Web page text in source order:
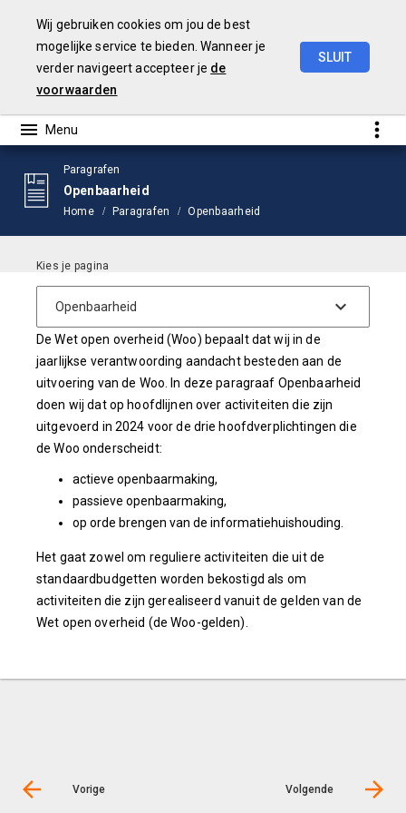
Wij gebruiken cookies om jou de best
mogelijke service te bieden. Wanneer je
verder navigeert accepteer je de
voorwaarden
SLUIT
Paragrafen
Openbaarheid
Home Paragrafen Openbaarheid
Inleiding
De Wet open overheid (Woo) bepaalt dat wij in de
jaarlijkse verantwoording aandacht besteden aan de
uitvoering van de Woo. In deze paragraaf Openbaarheid
doen wij dat op hoofdlijnen over activiteiten die zijn
uitgevoerd in 2024 voor de drie hoofdverplichtingen die
de Woo onderscheidt:
actieve openbaarmaking,
passieve openbaarmaking,
op orde brengen van de informatiehuishouding.
Het gaat zowel om reguliere activiteiten die uit de
standaardbudgetten worden bekostigd als om
activiteiten die zijn gerealiseerd vanuit de gelden van de
Wet open overheid (de Woo-gelden).
Vorige Volgende